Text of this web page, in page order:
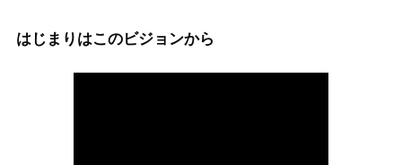
はじまりはこのビジョンから